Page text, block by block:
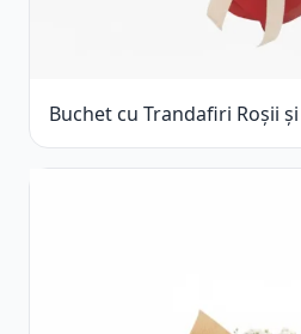
Buchet cu Trandafiri Roșii
Gypsophila